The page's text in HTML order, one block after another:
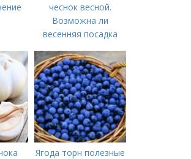
чеснок весной.
Возможна ли
весенняя посадка
лучше делать
Ягода торн полезные